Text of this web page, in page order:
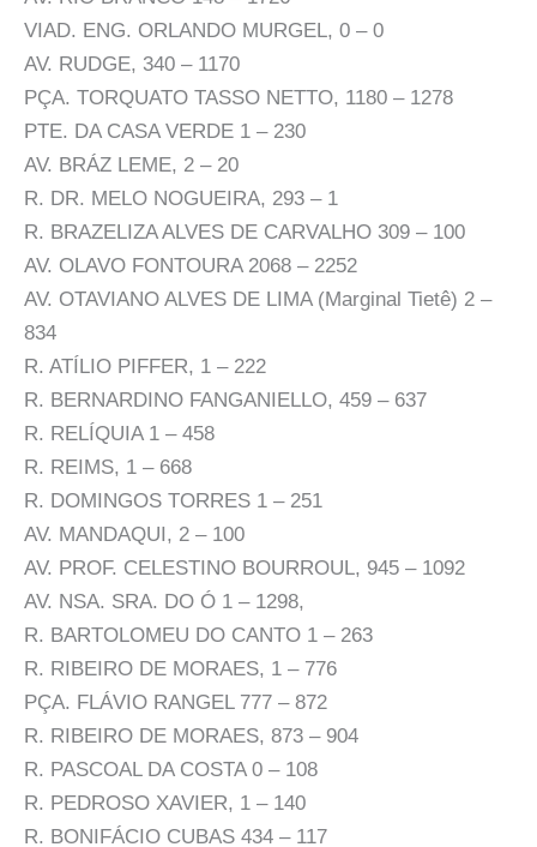
VIAD. ENG. ORLANDO MURGEL, 0 – 0
AV. RUDGE, 340 – 1170
PÇA. TORQUATO TASSO NETTO, 1180 – 1278
PTE. DA CASA VERDE 1 – 230
AV. BRÁZ LEME, 2 – 20
R. DR. MELO NOGUEIRA, 293 – 1
R. BRAZELIZA ALVES DE CARVALHO 309 – 100
AV. OLAVO FONTOURA 2068 – 2252
AV. OTAVIANO ALVES DE LIMA (Marginal Tietê) 2 –
834
R. ATÍLIO PIFFER, 1 – 222
R. BERNARDINO FANGANIELLO, 459 – 637
R. RELÍQUIA 1 – 458
R. REIMS, 1 – 668
R. DOMINGOS TORRES 1 – 251
AV. MANDAQUI, 2 – 100
AV. PROF. CELESTINO BOURROUL, 945 – 1092
AV. NSA. SRA. DO Ó 1 – 1298,
R. BARTOLOMEU DO CANTO 1 – 263
R. RIBEIRO DE MORAES, 1 – 776
PÇA. FLÁVIO RANGEL 777 – 872
R. RIBEIRO DE MORAES, 873 – 904
R. PASCOAL DA COSTA 0 – 108
R. PEDROSO XAVIER, 1 – 140
R. BONIFÁCIO CUBAS 434 – 117